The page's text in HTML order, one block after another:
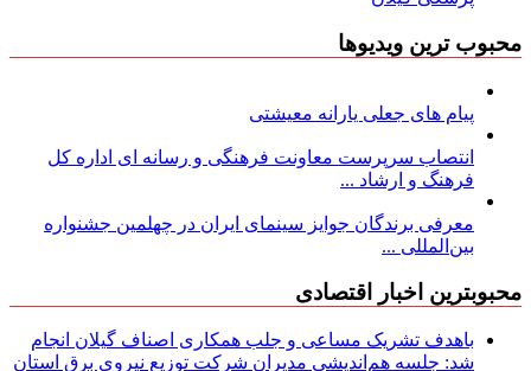
محبوب ترین ویدیوها
پیام های جعلی یارانه معیشتی
انتصاب سرپرست معاونت فرهنگی و رسانه ای اداره کل
فرهنگ و ارشاد ...
معرفی برندگان جوایز سینمای ایران در چهلمین جشنواره
بین‌المللی ...
محبوبترین اخبار اقتصادی
باهدف تشریک مساعی و جلب همکاری اصناف گیلان انجام
شد: جلسه هم‌اندیشی مدیران شركت توزیع نیروی برق استان